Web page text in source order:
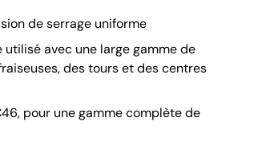
de serrage uniforme
utilisé avec une large gamme de
des tours et des centres
pour une gamme complète de